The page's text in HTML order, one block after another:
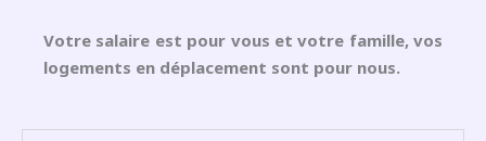
Votre salaire est pour vous et votre famille, vos
logements en déplacement sont pour nous.